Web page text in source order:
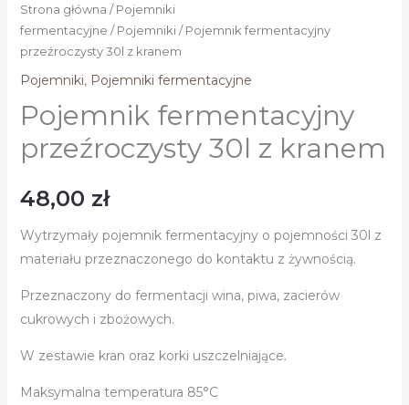
Strona główna / Pojemniki
fermentacyjne / Pojemniki/ Pojemnik fermentacyjny
przeźroczysty 30l z kranem
Pojemniki, Pojemniki fermentacyjne
Pojemnik fermentacyjny
przeźroczysty 30l z kranem
48,00 zł
Wytrzymały pojemnik fermentacyjny o pojemności 30l z
materiału przeznaczonego do kontaktu z żywnością.
Przeznaczony do fermentacji wina, piwa, zacierów
cukrowych i zbożowych.
W zestawie kran oraz korki uszczelniające.
Maksymalna temperatura 85°C